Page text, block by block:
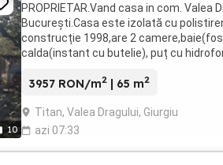
10
PROPRIETAR.Vand casa in com. Valea
București.Casa este izolată cu
construcție 1998,are 2
calda(instant cu butelie), puț cu
3957 RON/m2 | 65 m2
Titan, Valea Dragului, Giurgiu
azi 07:33